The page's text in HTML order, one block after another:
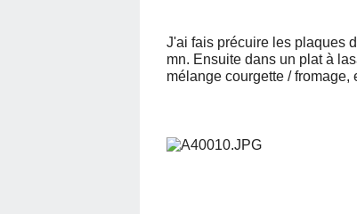
J'ai fais précuire les plaques
mn. Ensuite dans un plat à
mélange courgette / fromage,